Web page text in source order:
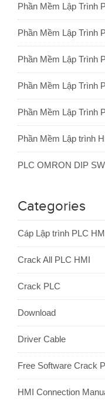
Phần Mềm Lập Trình
Phần Mềm Lập Trình
Phần Mềm Lập Trình
Phần Mềm Lập Trình
Phần Mềm Lập Trình
Phần Mềm Lập trình
PLC OMRON DIP
Categories
Cáp Lập trình PLC
Crack All PLC HMI
Crack PLC
Download
Driver Cable
Free Software Crack
HMI Connection